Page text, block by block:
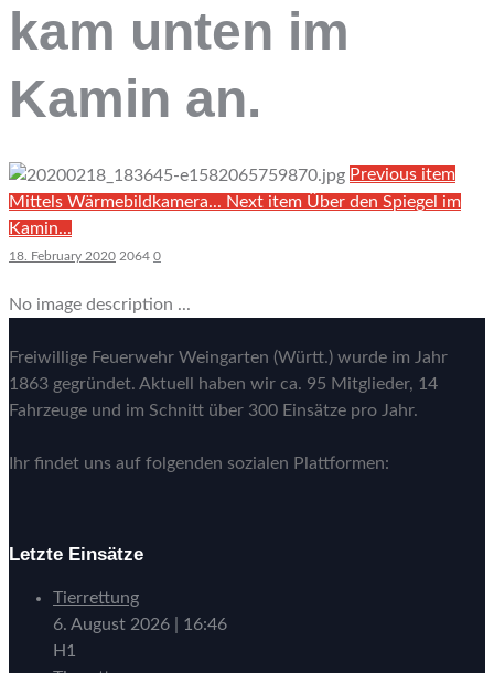
kam unten im
Kamin an.
Previous item
Mittels Wärmebildkamera... Next item Über den Spiegel im
Kamin...
18. February 2020 2064 0
No image description ...
Freiwillige Feuerwehr Weingarten (Württ.) wurde im Jahr
1863 gegründet. Aktuell haben wir ca. 95 Mitglieder, 14
Fahrzeuge und im Schnitt über 300 Einsätze pro Jahr.
Ihr findet uns auf folgenden sozialen Plattformen:
Letzte Einsätze
Tierrettung
6. August 2026
16:46
H1